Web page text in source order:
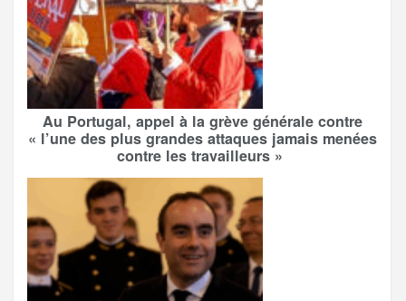
Au Portugal, appel à la grève générale contre
« l’une des plus grandes attaques jamais menées
contre les travailleurs »